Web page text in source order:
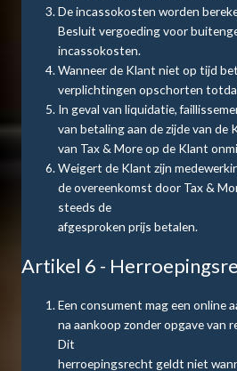
De incassokosten worden
Besluit vergoeding voor
incassokosten.
Wanneer de Klant niet op tijd
verplichtingen opschorten
In geval van liquidatie,
van betaling aan de zijde van de
van Tax & More op de Klant
Weigert de Klant zijn
de overeenkomst door Tax &
steeds de
afgesproken prijs betalen.
Artikel 6 -
Een consument mag een online
na aankoop zonder opgave van
Dit
herroepingsrecht geldt niet